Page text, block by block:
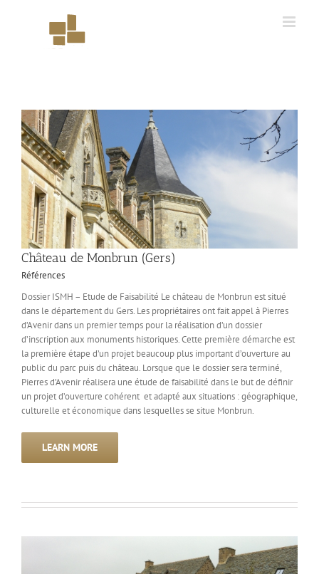
Château de Monbrun (Gers)
Références
Dossier ISMH – Etude de Faisabilité Le château de Monbrun est situé
dans le département du Gers. Les propriétaires ont fait appel à Pierres
d’Avenir dans un premier temps pour la réalisation d’un dossier
d’inscription aux monuments historiques. Cette première démarche est
la première étape d’un projet beaucoup plus important d’ouverture au
public du parc puis du château. Lorsque que le dossier sera terminé,
Pierres d’Avenir réalisera une étude de faisabilité dans le but de définir
un projet d’ouverture cohérent et adapté aux situations : géographique,
culturelle et économique dans lesquelles se situe Monbrun.
LEARN MORE